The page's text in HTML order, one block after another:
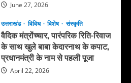
June 27, 2026
उत्तराखंड विविध विशेष संस्कृति
वैदिक मंत्रोंच्चार, पारंपरिक रिति-रिवाज
के साथ खुले बाबा केदारनाथ के कपाट,
प्रधानमंत्री के नाम से पहली पूजा
April 22, 2026